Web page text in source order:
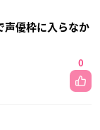
声優枠に入らなか
0